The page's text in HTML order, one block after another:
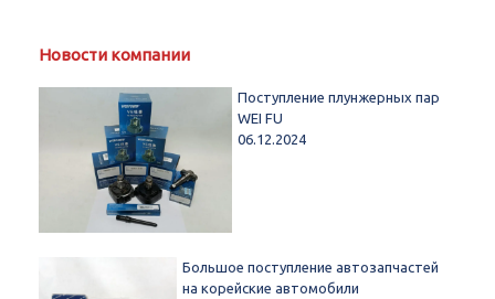
Новости компании
Поступление плунжерных пар
WEI FU
06.12.2024
Большое поступление автозапчастей
на корейские автомобили